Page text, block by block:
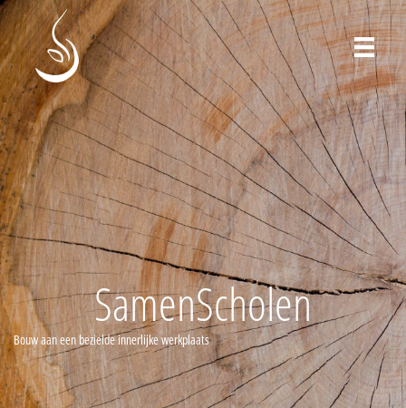
SamenScholen
Bouw aan een bezielde innerlijke werkplaats